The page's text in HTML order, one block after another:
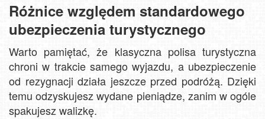
Różnice względem standardowego
ubezpieczenia turystycznego
Warto pamiętać, że klasyczna polisa turystyczna
chroni w trakcie samego wyjazdu, a ubezpieczenie
od rezygnacji działa jeszcze przed podróżą. Dzięki
temu odzyskujesz wydane pieniądze, zanim w ogóle
spakujesz walizkę.